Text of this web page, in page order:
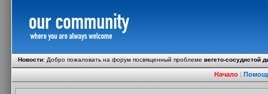
Новости:Добро пожаловать на форум посвященный проблемевегето-сосудистой
Начало|